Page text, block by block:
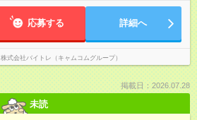
応募する 詳細へ
株式会社バイトレ（キャムコムグループ）
掲載日：2026.07.28
未読